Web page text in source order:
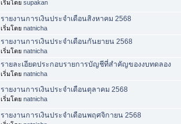
เริ่มโดย supakan
รายงานการเงินประจำเดือนสิงหาคม 2568
เริ่มโดย natnicha
รายงานการเงินประจำเดือนกันยายน 2568
เริ่มโดย natnicha
รายละเอียดประกอบรายการบัญชีที่สำคัญของงบทดลอง
เริ่มโดย natnicha
รายงานการเงินประจำเดือนตุลาคม 2568
เริ่มโดย natnicha
รายงานการเงินประจำเดือนพฤศจิกายน 2568